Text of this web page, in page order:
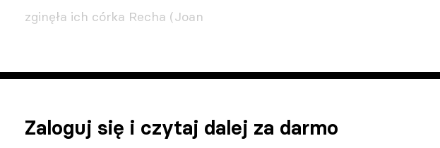
zginęła ich córka Recha (Joan
Zaloguj się i czytaj dalej za darmo